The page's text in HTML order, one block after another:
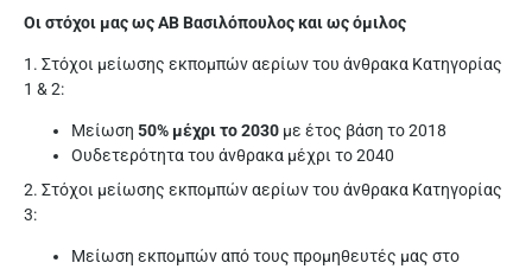
Οι στόχοι μας ως ΑΒ Βασιλόπουλος και ως όμιλος
1. Στόχοι μείωσης εκπομπών αερίων του άνθρακα Κατηγορίας
1 & 2:
Μείωση 50% μέχρι το 2030 με έτος βάση το 2018
Ουδετερότητα του άνθρακα μέχρι το 2040
2. Στόχοι μείωσης εκπομπών αερίων του άνθρακα Κατηγορίας
3:
Μείωση εκπομπών από τους προμηθευτές μας στο